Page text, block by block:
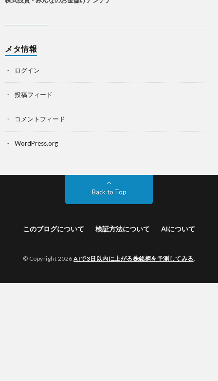
メタ情報
ログイン
投稿フィード
コメントフィード
WordPress.org
Back to Top
このブログについて 検証方法について AIについて
© Copyright 2026AIで3日以内に上がる株銘柄を予測してみる.